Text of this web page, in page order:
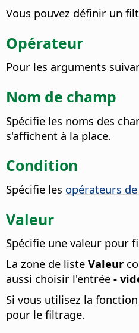
Vous pouvez définir un
Opérateur
Pour les arguments
Nom de champ
Spécifie les noms des
s'affichent à la place.
Condition
Spécifie les opérateurs
Valeur
Spécifie une valeur pour
La zone de liste Valeur
aussi choisir l'entrée -
Si vous utilisez la
pour le filtrage.